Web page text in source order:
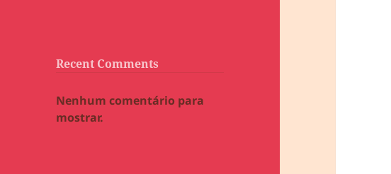
Recent Comments
Nenhum comentário para
mostrar.